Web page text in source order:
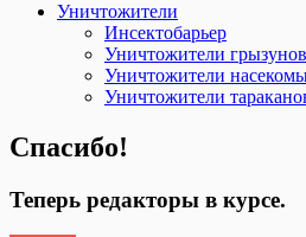
Уничтожители
Инсектобарьер
Уничтожители грызунов
Уничтожители
Уничтожители
Спасибо!
Теперь редакторы в курсе.